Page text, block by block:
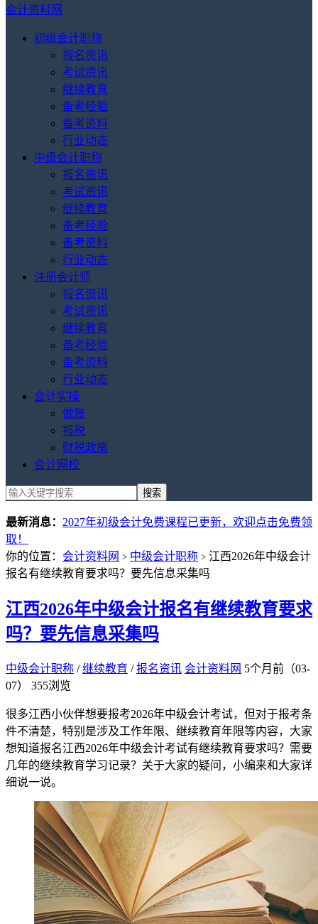
会计资料网
初级会计职称
报名资讯
考试资讯
继续教育
备考经验
备考资料
行业动态
中级会计职称
报名资讯
考试资讯
继续教育
备考经验
备考资料
行业动态
注册会计师
报名资讯
考试资讯
继续教育
备考经验
备考资料
行业动态
会计实操
做账
报税
财税政策
会计网校
最新消息： 2027年初级会计免费课程已更新，欢迎点击免费领
取！
你的位置： 会计资料网 > 中级会计职称 > 江西2026年中级会计
报名有继续教育要求吗？要先信息采集吗
江西2026年中级会计报名有继续教育要求
吗？要先信息采集吗
中级会计职称 /继续教育 /报名资讯 会计资料网 5个月前（03-
07）
355浏览
很多江西小伙伴想要报考2026年中级会计考试，但对于报考条
件不清楚，特别是涉及工作年限、继续教育年限等内容，大家
想知道报名江西2026年中级会计考试有继续教育要求吗？需要
几年的继续教育学习记录？关于大家的疑问，小编来和大家详
细说一说。